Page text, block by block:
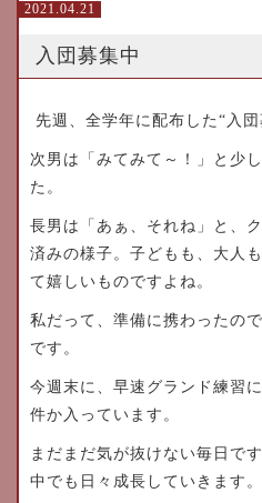
2021.04.21
入団募集中
先週、全学年に配布した“入団
次男は「みてみて～！」と少
た。
長男は「あぁ、それね」と、
済みの様子。子どもも、大人
て嬉しいものですよね。
私だって、準備に携わったの
です。
今週末に、早速グランド練習
件か入っています。
まだまだ気が抜けない毎日で
中でも日々成長していきます。